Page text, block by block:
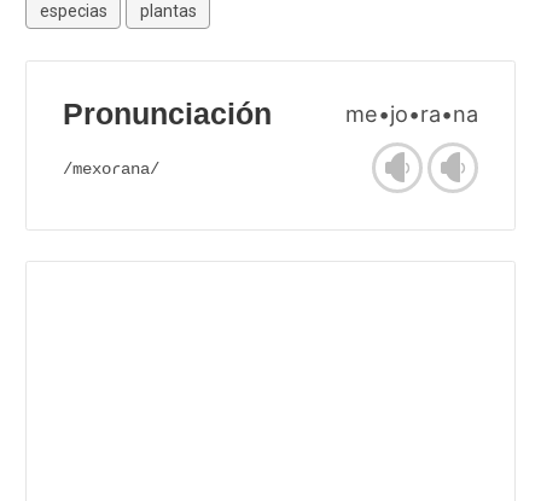
especias plantas
Pronunciación me•jo•ra•na
/mexoɾana/